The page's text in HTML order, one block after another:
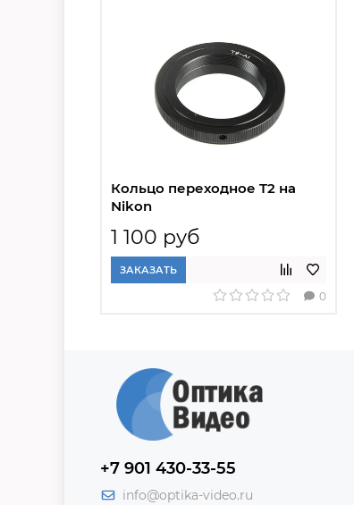
Кольцо переходное T2 на
Nikon
1 100 руб
ЗАКАЗАТЬ
0
+7 901 430-33-55
info@optika-video.ru